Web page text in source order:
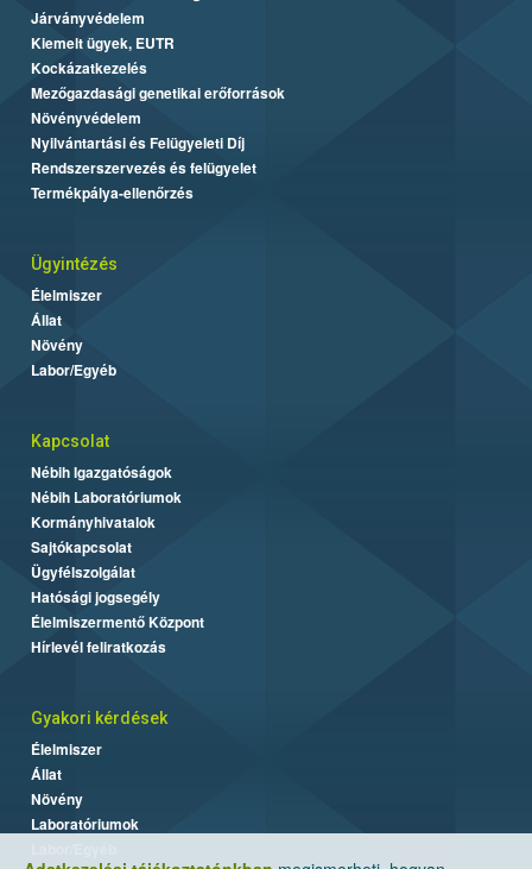
Járványvédelem
Kiemelt ügyek, EUTR
Kockázatkezelés
Mezőgazdasági genetikai erőforrások
Növényvédelem
Nyilvántartási és Felügyeleti Díj
Rendszerszervezés és felügyelet
Termékpálya-ellenőrzés
Ügyintézés
Élelmiszer
Állat
Növény
Labor/Egyéb
Kapcsolat
Nébih Igazgatóságok
Nébih Laboratóriumok
Kormányhivatalok
Sajtókapcsolat
Ügyfélszolgálat
Hatósági jogsegély
Élelmiszermentő Központ
Hírlevél feliratkozás
Gyakori kérdések
Élelmiszer
Állat
Növény
Laboratóriumok